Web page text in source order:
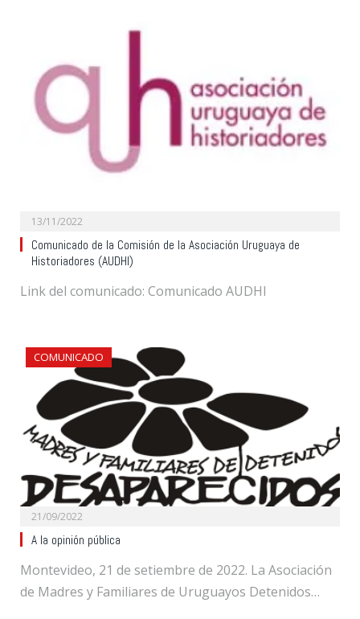
13/11/2022
Comunicado de la Comisión de la Asociación Uruguaya de
Historiadores (AUDHI)
Link del comunicado: Comunicado AUDHI
COMUNICADO
21/09/2022
A la opinión pública
Montevideo, 21 de setiembre de 2022. La Asociación
de Madres y Familiares de Uruguayos Detenidos…